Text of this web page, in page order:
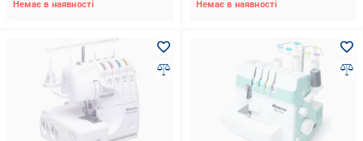
Немає в наявності Немає в наявності